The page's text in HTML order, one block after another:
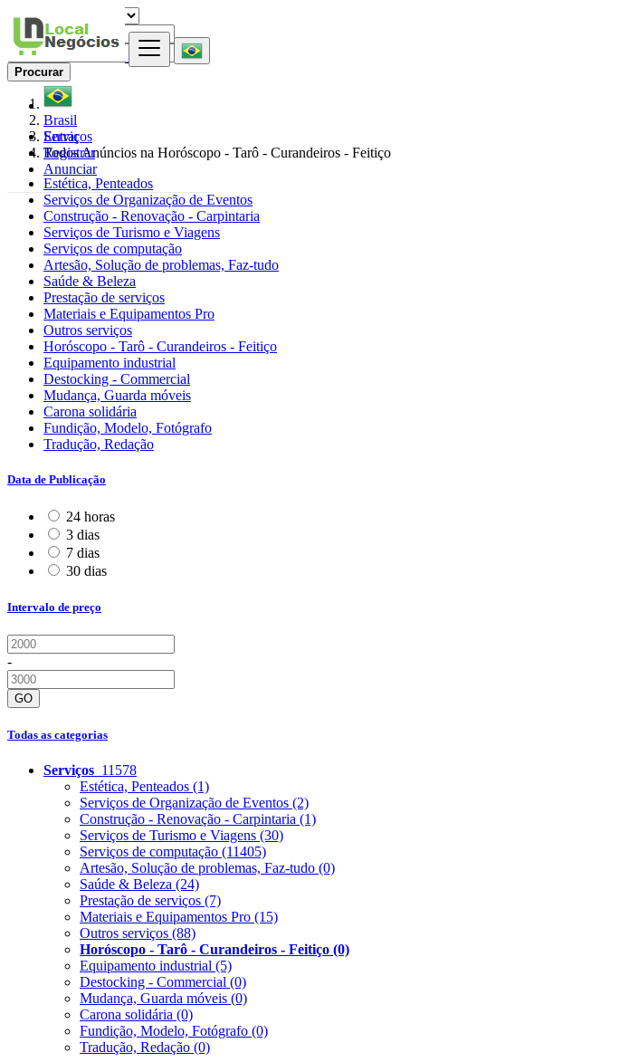
Entrar
Registrar
Anunciar
Procurar
Brasil
Serviços
Todos Anúncios na Horóscopo - Tarô - Curandeiros - Feitiço
Estética, Penteados
Serviços de Organização de Eventos
Construção - Renovação - Carpintaria
Serviços de Turismo e Viagens
Serviços de computação
Artesão, Solução de problemas, Faz-tudo
Saúde & Beleza
Prestação de serviços
Materiais e Equipamentos Pro
Outros serviços
Horóscopo - Tarô - Curandeiros - Feitiço
Equipamento industrial
Destocking - Commercial
Mudança, Guarda móveis
Carona solidária
Fundição, Modelo, Fotógrafo
Tradução, Redação
Data de Publicação
24 horas
3 dias
7 dias
30 dias
Intervalo de preço
-
GO
Todas as categorias
Serviços 11578
Estética, Penteados (1)
Serviços de Organização de Eventos (2)
Construção - Renovação - Carpintaria (1)
Serviços de Turismo e Viagens (30)
Serviços de computação (11405)
Artesão, Solução de problemas, Faz-tudo (0)
Saúde & Beleza (24)
Prestação de serviços (7)
Materiais e Equipamentos Pro (15)
Outros serviços (88)
Horóscopo - Tarô - Curandeiros - Feitiço (0)
Equipamento industrial (5)
Destocking - Commercial (0)
Mudança, Guarda móveis (0)
Carona solidária (0)
Fundição, Modelo, Fotógrafo (0)
Tradução, Redação (0)